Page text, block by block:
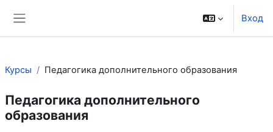
Вход
Курсы Педагогика дополнительного образования
Педагогика дополнительного
образования